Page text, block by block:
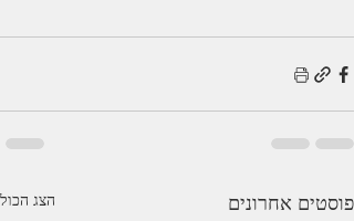
פוסטים אחרונים הצג הכול